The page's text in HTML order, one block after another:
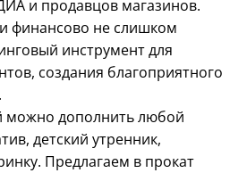
и продавцов магазинов.
финансово не слишком
инструмент для
создания благоприятного
можно дополнить любой
детский утренник,
Предлагаем в прокат